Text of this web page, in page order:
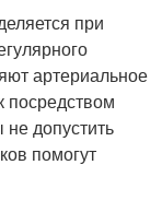
при
артериальное
посредством
допустить
помогут